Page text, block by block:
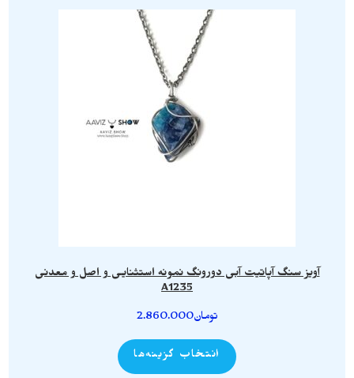
آویز سنگ آپاتیت آبی دورونگ نمونه استثنایی و اصل و معدنی
A1235
تومان2.860.000
انتخاب گزینه‌ها